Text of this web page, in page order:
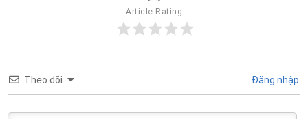
Article Rating
Theo dõi Đăng nhập